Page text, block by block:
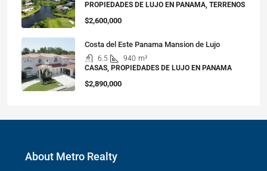
PROPIEDADES DE LUJO EN PANAMA, TERRENOS
$2,600,000
Costa del Este Panama Mansion de Lujo
6.5 940 m²
CASAS, PROPIEDADES DE LUJO EN PANAMA
$2,890,000
About Metro Realty